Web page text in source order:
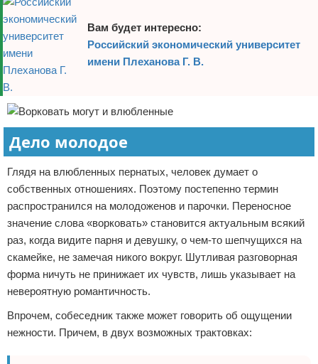
Вам будет интересно:
Российский экономический университет
имени Плеханова Г. В.
Дело молодое
Глядя на влюбленных пернатых, человек думает о
собственных отношениях. Поэтому постепенно термин
распространился на молодоженов и парочки. Переносное
значение слова «ворковать» становится актуальным всякий
раз, когда видите парня и девушку, о чем-то шепчущихся на
скамейке, не замечая никого вокруг. Шутливая разговорная
форма ничуть не принижает их чувств, лишь указывает на
невероятную романтичность.
Впрочем, собеседник также может говорить об ощущении
нежности. Причем, в двух возможных трактовках: